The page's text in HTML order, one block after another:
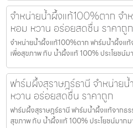
จำหน่ายน้ำผึ้งแท้100%ตาก จ
หอม หวาน อร่อยสดชื่น ราคาถูก
จำหน่ายน้ำผึ้งแท้100%ตาก ฟาร์มน้ำผึ้งแ
เพื่อสุขภาพ กับ น้ำผึ้งแท้ 100% ประโยชน์ม
ฟาร์มผึ้งสุราษฎร์ธานี จำหน่าย
หวาน อร่อยสดชื่น ราคาถูก
ฟาร์มผึ้งสุราษฎร์ธานี ฟาร์มน้ำผึ้งแท้จากธ
สุขภาพ กับ น้ำผึ้งแท้ 100% ประโยชน์มากม